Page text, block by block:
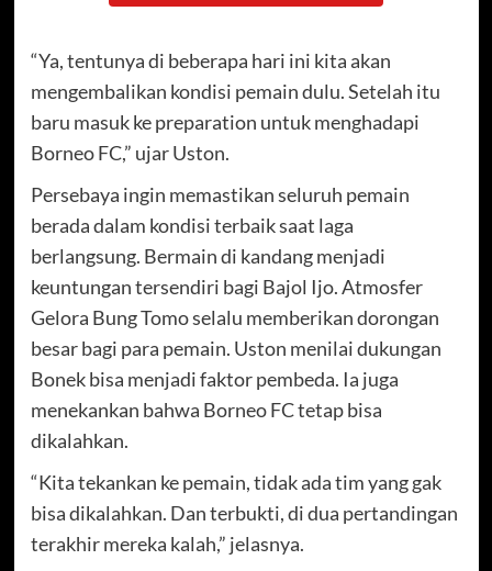
“Ya, tentunya di beberapa hari ini kita akan
mengembalikan kondisi pemain dulu. Setelah itu
baru masuk ke preparation untuk menghadapi
Borneo FC,” ujar Uston.
Persebaya ingin memastikan seluruh pemain
berada dalam kondisi terbaik saat laga
berlangsung. Bermain di kandang menjadi
keuntungan tersendiri bagi Bajol Ijo. Atmosfer
Gelora Bung Tomo selalu memberikan dorongan
besar bagi para pemain. Uston menilai dukungan
Bonek bisa menjadi faktor pembeda. Ia juga
menekankan bahwa Borneo FC tetap bisa
dikalahkan.
“Kita tekankan ke pemain, tidak ada tim yang gak
bisa dikalahkan. Dan terbukti, di dua pertandingan
terakhir mereka kalah,” jelasnya.